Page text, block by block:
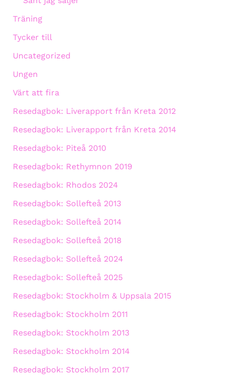
Träning
Tycker till
Uncategorized
Ungen
Värt att fira
Resedagbok: Liverapport från Kreta 2012
Resedagbok: Liverapport från Kreta 2014
Resedagbok: Piteå 2010
Resedagbok: Rethymnon 2019
Resedagbok: Rhodos 2024
Resedagbok: Sollefteå 2013
Resedagbok: Sollefteå 2014
Resedagbok: Sollefteå 2018
Resedagbok: Sollefteå 2024
Resedagbok: Sollefteå 2025
Resedagbok: Stockholm & Uppsala 2015
Resedagbok: Stockholm 2011
Resedagbok: Stockholm 2013
Resedagbok: Stockholm 2014
Resedagbok: Stockholm 2017